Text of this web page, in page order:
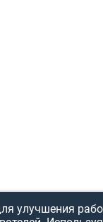
улучшения